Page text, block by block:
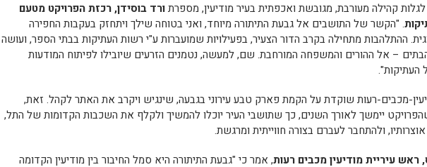
קהילה מעורבת, מגובשת ואכפתית בעיר מודיעין, מספרתורד בוסידן, רכזת הפרויקט מטעם
. "הקשר של התושבים אל גבעת התיתורה מיוחד, ואני בטוחה שילך ויתחזק בעקבות החפירה
ההתלהבות מתחילה בקרב הדור הצעיר, בפעילויות שמועברות ע"י רשות העתיקות בבתי הספר, ועושה
– אל ההורים והמשפחה המורחבת. שם, למעשה, נטמנים הזרעים שיובילו לפיתוח המודעות
העתיקות".
מכבים-רעות שוקדת על הקמת פארק טבע עירוני בגבעה, שינגיש ויקרב את האתר לקהל. זאת,
יימשך לאורך השנים, כך שתושבי העיר יוכלו להמשיך ולקלף את השכבות הקדומות של התל,
ולהתחבר לעברם בצורה חווייתית ומרגשת.
ראש עיריית מודיעין מכבים רעות, אמר כי "גבעת התיתורה היא סמל החיבור בין מודיעין הקדומה